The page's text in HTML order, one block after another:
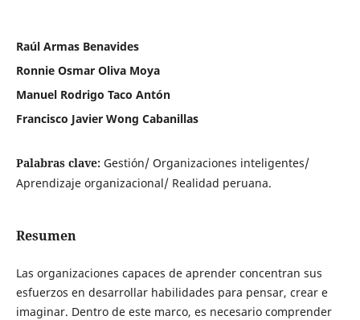
Raúl Armas Benavides
Ronnie Osmar Oliva Moya
Manuel Rodrigo Taco Antón
Francisco Javier Wong Cabanillas
Palabras clave: Gestión/ Organizaciones inteligentes/
Aprendizaje organizacional/ Realidad peruana.
Resumen
Las organizaciones capaces de aprender concentran sus
esfuerzos en desarrollar habilidades para pensar, crear e
imaginar. Dentro de este marco, es necesario comprender